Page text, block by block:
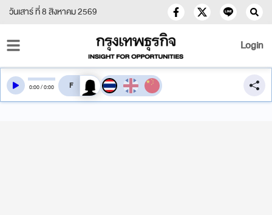
วันเสาร์ ที่ 8 สิงหาคม 2569
Login
0:00/0:00 สลับเสียงอ่าน